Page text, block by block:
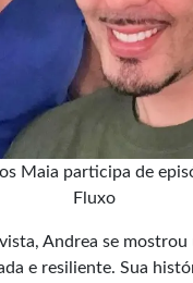
Maia participa de
Fluxo
Andrea se mostrou
e resiliente. Sua